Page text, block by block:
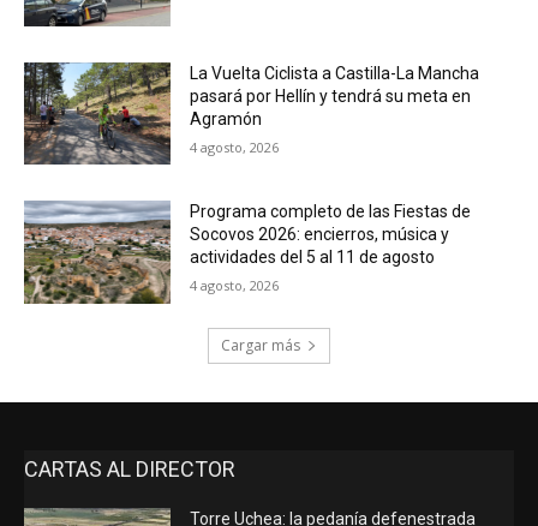
La Vuelta Ciclista a Castilla-La Mancha
pasará por Hellín y tendrá su meta en
Agramón
4 agosto, 2026
Programa completo de las Fiestas de
Socovos 2026: encierros, música y
actividades del 5 al 11 de agosto
4 agosto, 2026
Cargar más
CARTAS AL DIRECTOR
Torre Uchea: la pedanía defenestrada